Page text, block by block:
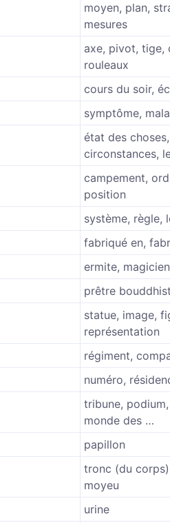
moyen, plan,
mesures
axe, pivot, tige,
rouleaux
cours du soir,
symptôme,
état des
circonstances,
campement,
position
système, règle,
fabriqué en,
ermite,
prêtre
statue, image,
représentation
régiment,
numéro,
tribune,
monde des …
papillon
tronc (du
moyeu
urine